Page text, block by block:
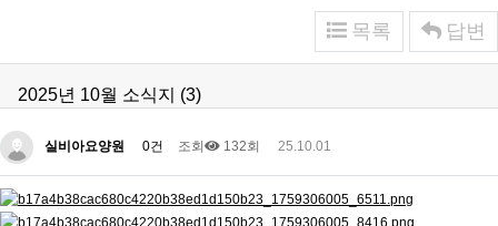
목록 답변
2025년 10월 소식지 (3)
실비아요양원 0건 조회 132회 25.10.01